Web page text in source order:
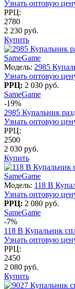
Узнать оптовую
РРЦ:
2780
2 230 руб.
Купить
SameGame
Модель: 2985
Узнать оптовую
РРЦ: 2 030 руб.
SameGame
-19%
2985 Купальник
Узнать оптовую
РРЦ:
2500
2 030 руб.
Купить
SameGame
Модель: 118 B
Узнать оптовую
РРЦ: 2 080 руб.
SameGame
-7%
118 B Купальник
Узнать оптовую
РРЦ:
2450
2 080 руб.
Купить